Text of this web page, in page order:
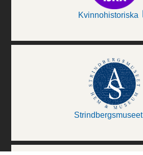
Kvinnohistoriska
Strindbergsmuseet